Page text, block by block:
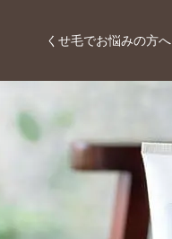
くせ毛でお悩みの方へ